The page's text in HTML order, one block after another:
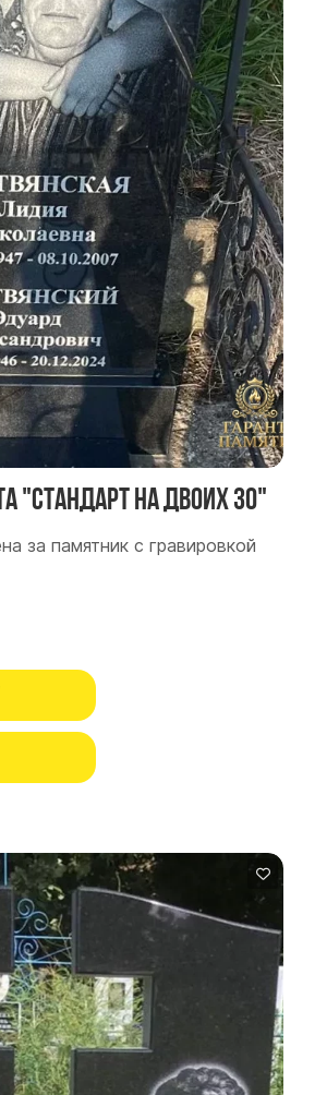
"Стандарт на двоих 30"
за памятник с гравировкой